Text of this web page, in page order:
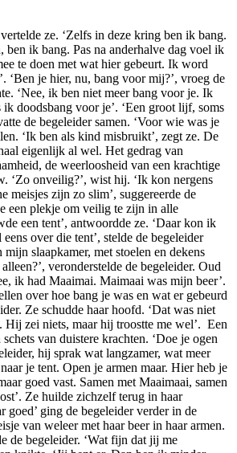
ze. ‘Zelfs in deze kring ben ik bang.
ben ik bang. Pas na anderhalve dag voel ik
te doen met wat hier gebeurt. Ik word
‘Ben je hier, nu, bang voor mij?’, vroeg de
‘Nee, ik ben niet meer bang voor je. Ik
doodsbang voor je’. ‘Een groot lijf, soms
de begeleider samen. ‘Voor wie was je
‘Ik ben als kind misbruikt’, zegt ze. De
eigenlijk al wel. Het gedrag van
de weerloosheid van een krachtige
‘Zo onveilig?’, wist hij. ‘Ik kon nergens
meisjes zijn zo slim’, suggereerde de
een plekje om veilig te zijn in alle
een tent’, antwoordde ze. ‘Daar kon ik
eens over die tent’, stelde de begeleider
slaapkamer, met stoelen en dekens
veronderstelde de begeleider. Oud
ik had Maaimai. Maimaai was mijn beer’.
over hoe bang je was en wat er gebeurd
Ze schudde haar hoofd. ‘Dat was niet
zei niets, maar hij troostte me wel’. Een
van duistere krachten. ‘Doe je ogen
hij sprak wat langzamer, wat meer
je tent. Open je armen maar. Hier heb je
goed vast. Samen met Maaimaai, samen
Ze huilde zichzelf terug in haar
goed’ ging de begeleider verder in de
van weleer met haar beer in haar armen.
de begeleider. ‘Wat fijn dat jij me